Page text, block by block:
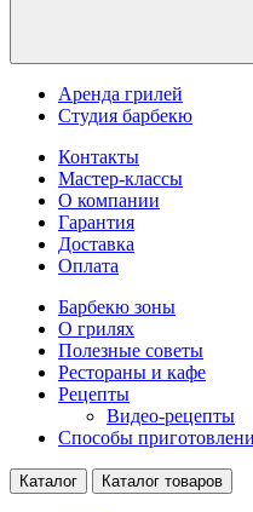
Аренда грилей
Студия барбекю
Контакты
Мастер-классы
О компании
Гарантия
Доставка
Оплата
Барбекю зоны
О грилях
Полезные советы
Рестораны и кафе
Рецепты
Видео-рецепты
Способы
Каталог Каталог товаров